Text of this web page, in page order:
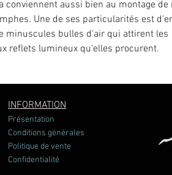
conviennent aussi bien au montage de
Une de ses particularités est
minuscules bulles d'air qui attirent les
reflets lumineux qu'elles procurent.
INFORMATION
Présentation
Conditions générales
Politique de vente
Confidentialité